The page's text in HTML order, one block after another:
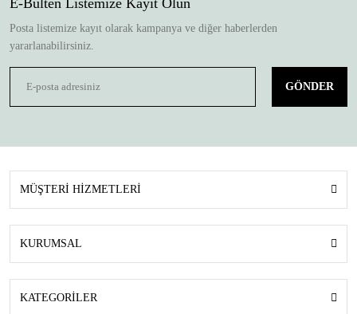
Posta listemize kayıt olarak kampanya ve diğer haberlerden
yararlanabilirsiniz.
GÖNDER
MÜŞTERİ HİZMETLERİ
KURUMSAL
KATEGORİLER